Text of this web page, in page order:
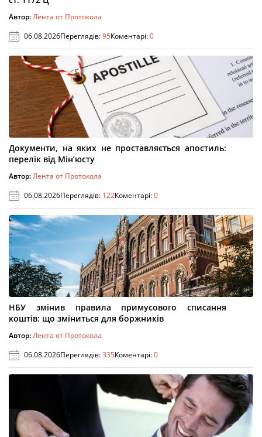
Автор:Лента от Протокола
06.08.2026Переглядів:95Коментарі:0
Документи, на яких не проставляється апостиль:
перелік від Мін’юсту
Автор:Лента от Протокола
06.08.2026Переглядів: 122Коментарі:0
НБУ змінив правила примусового списання
коштів: що зміниться для боржників
Автор:Лента от Протокола
06.08.2026Переглядів:335Коментарі:0